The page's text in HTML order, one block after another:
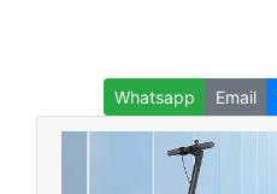
Whatsapp Email